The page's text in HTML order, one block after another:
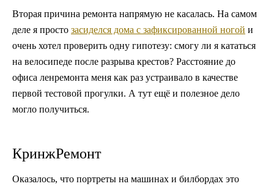
Вторая причина ремонта напрямую не касалась. На самом
деле я просто засиделся дома с зафиксированной ногой и
очень хотел проверить одну гипотезу: смогу ли я кататься
на велосипеде после разрыва крестов? Расстояние до
офиса ленремонта меня как раз устраивало в качестве
первой тестовой прогулки. А тут ещё и полезное дело
могло получиться.
КринжРемонт
Оказалось, что портреты на машинах и билбордах это